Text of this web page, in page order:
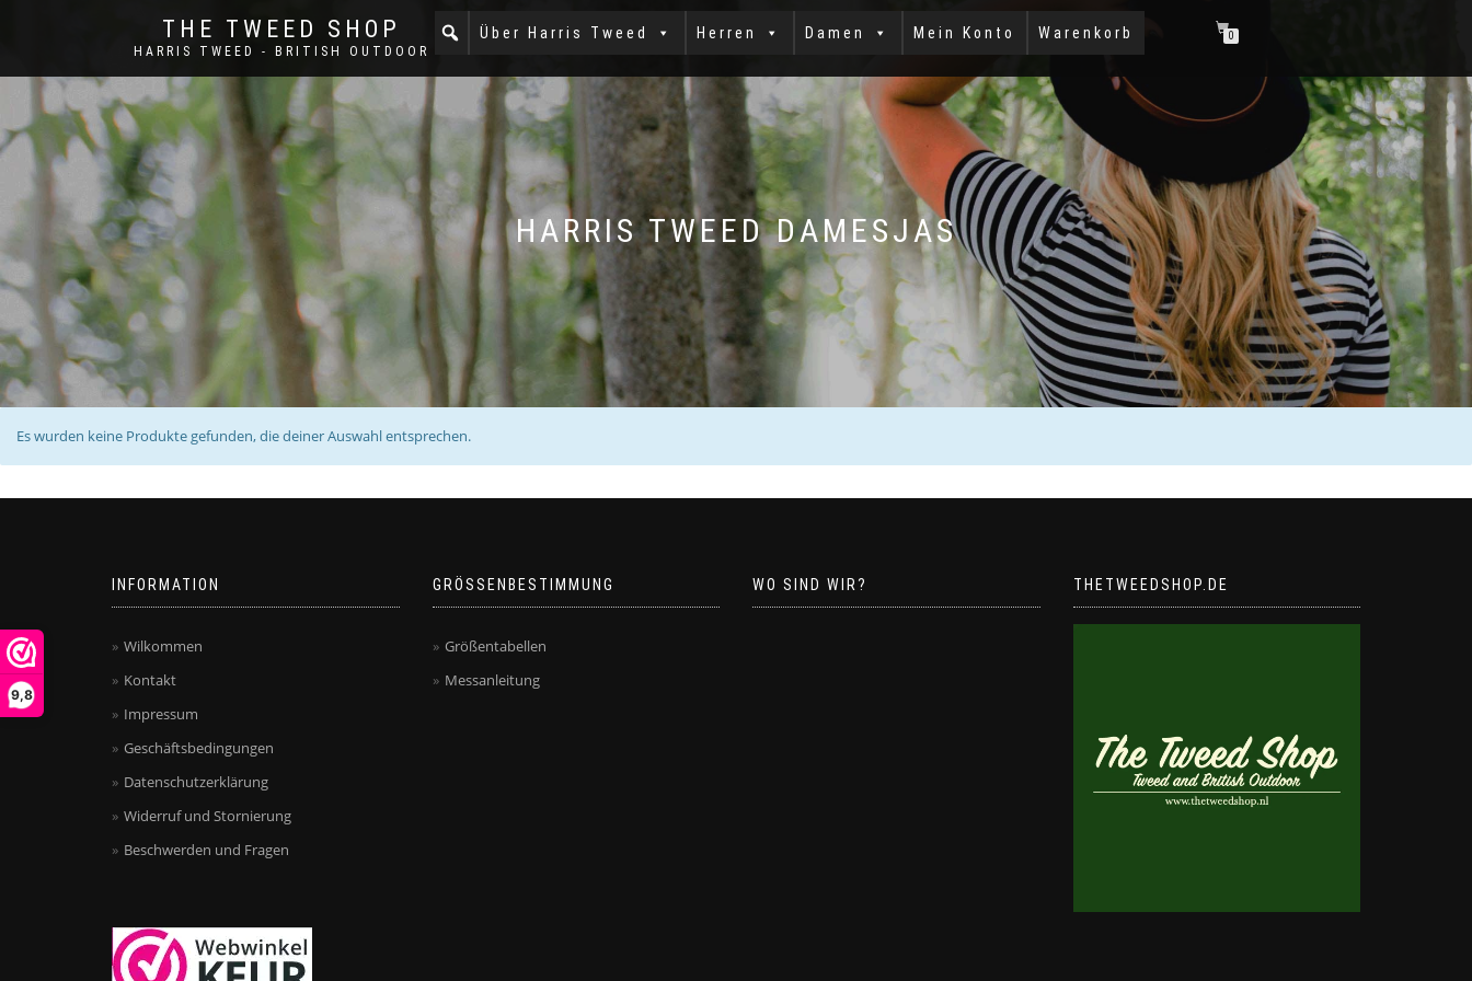
9,8
THE TWEED SHOP
HARRIS TWEED - BRITISH OUTDOOR
Über Harris Tweed Herren Damen Mein Konto Warenkorb 0
HARRIS TWEED DAMESJAS
Es wurden keine Produkte gefunden, die deiner Auswahl entsprechen.
INFORMATION
Wilkommen
Kontakt
Impressum
Geschäftsbedingungen
Datenschutzerklärung
Widerruf und Stornierung
Beschwerden und Fragen
GRÖSSENBESTIMMUNG
Größentabellen
Messanleitung
WO SIND WIR? THETWEEDSHOP.DE